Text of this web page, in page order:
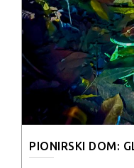
PIONIRSKI DOM: